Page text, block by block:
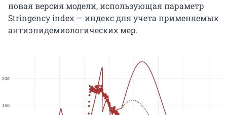
новая версия модели, использующая параметр
Stringency index — индекс для учета применяемых
антиэпидемиологических мер.